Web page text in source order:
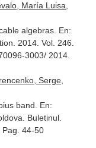
María Luisa,
algebras. En:
. 2014. Vol. 246.
3003/ 2014.
Serge,
band. En:
Buletinul.
Pag. 44-50